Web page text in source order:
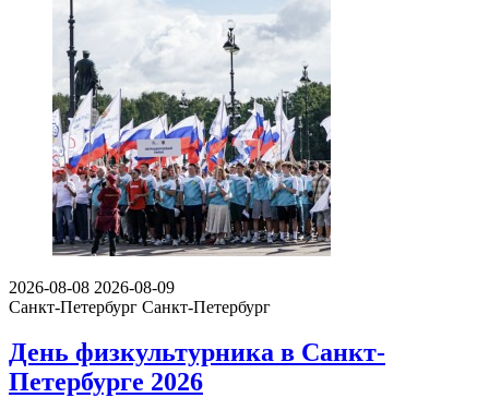
2026-08-08 2026-08-09
Санкт-Петербург Санкт-Петербург
День физкультурника в Санкт-
Петербурге 2026